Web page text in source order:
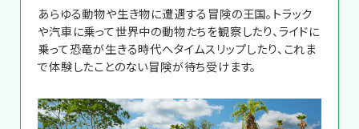
あらゆる動物や生き物に遭遇する冒険の王国。トラック
や汽車に乗って世界中の動物たちを観察したり、ライドに
乗って恐竜が生きる時代へタイムスリップしたり、これま
で体験したことのない冒険が待ち受けます。